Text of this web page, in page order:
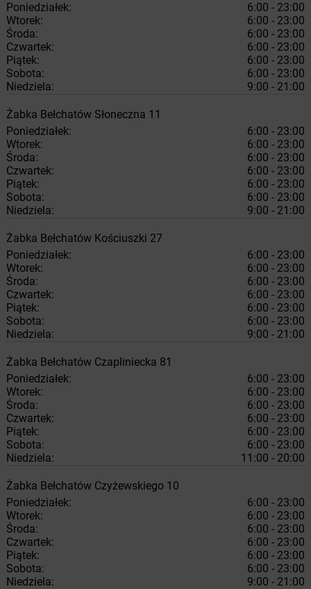
Poniedziałek:
6:00 - 23:00
Wtorek:
6:00 - 23:00
Środa:
6:00 - 23:00
Czwartek:
6:00 - 23:00
Piątek:
6:00 - 23:00
Sobota:
6:00 - 23:00
Niedziela:
9:00 - 21:00
Żabka Bełchatów Słoneczna 11
Poniedziałek:
6:00 - 23:00
Wtorek:
6:00 - 23:00
Środa:
6:00 - 23:00
Czwartek:
6:00 - 23:00
Piątek:
6:00 - 23:00
Sobota:
6:00 - 23:00
Niedziela:
9:00 - 21:00
Żabka Bełchatów Kościuszki 27
Poniedziałek:
6:00 - 23:00
Wtorek:
6:00 - 23:00
Środa:
6:00 - 23:00
Czwartek:
6:00 - 23:00
Piątek:
6:00 - 23:00
Sobota:
6:00 - 23:00
Niedziela:
9:00 - 21:00
Żabka Bełchatów Czapliniecka 81
Poniedziałek:
6:00 - 23:00
Wtorek:
6:00 - 23:00
Środa:
6:00 - 23:00
Czwartek:
6:00 - 23:00
Piątek:
6:00 - 23:00
Sobota:
6:00 - 23:00
Niedziela:
11:00 - 20:00
Żabka Bełchatów Czyżewskiego 10
Poniedziałek:
6:00 - 23:00
Wtorek:
6:00 - 23:00
Środa:
6:00 - 23:00
Czwartek:
6:00 - 23:00
Piątek:
6:00 - 23:00
Sobota:
6:00 - 23:00
Niedziela:
9:00 - 21:00